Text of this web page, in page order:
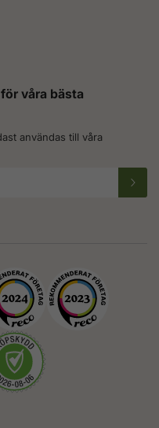
våra bästa
användas till våra